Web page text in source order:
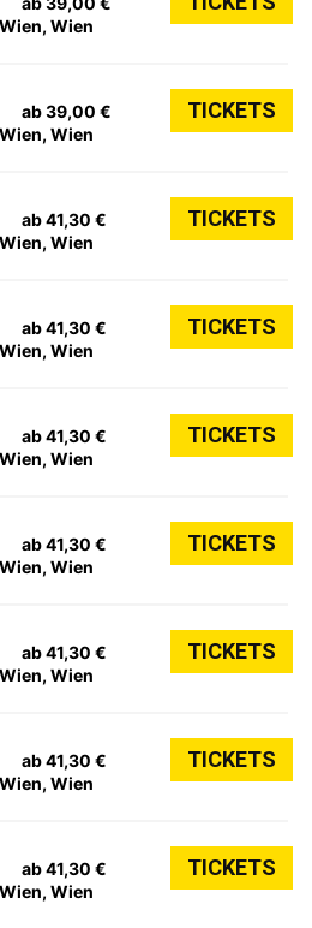
Wien
Wien
ab 39,00 € TICKETS
Wien
ab 41,30 € TICKETS
Wien
ab 41,30 € TICKETS
Wien
ab 41,30 € TICKETS
Wien
ab 41,30 € TICKETS
Wien
ab 41,30 € TICKETS
Wien
ab 41,30 € TICKETS
Wien
ab 41,30 € TICKETS